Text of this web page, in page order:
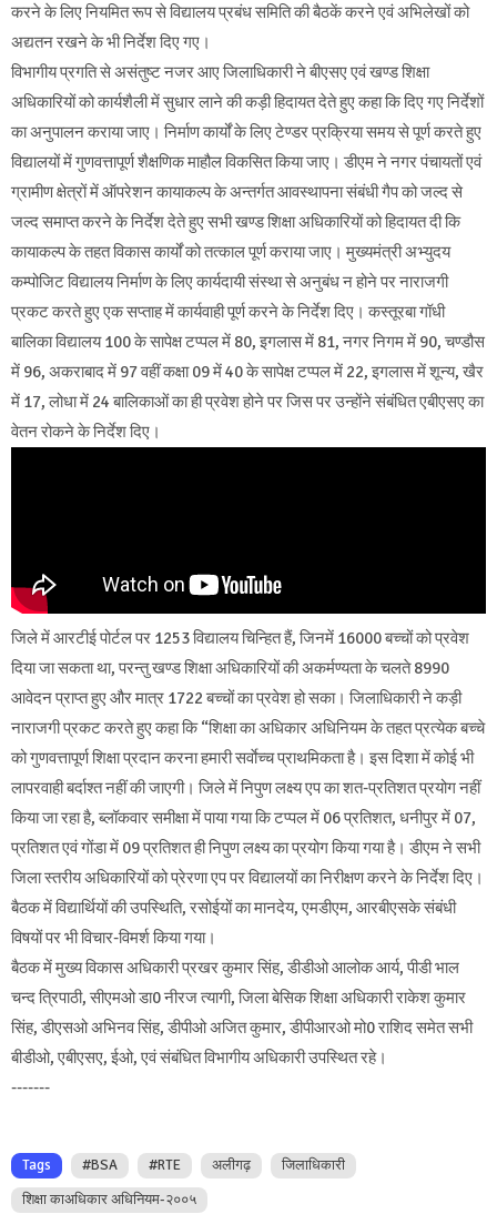
करने के लिए नियमित रूप से विद्यालय प्रबंध समिति की बैठकें करने एवं अभिलेखों को
अद्यतन रखने के भी निर्देश दिए गए।
विभागीय प्रगति से असंतुष्ट नजर आए जिलाधिकारी ने बीएसए एवं खण्ड शिक्षा
अधिकारियों को कार्यशैली में सुधार लाने की कड़ी हिदायत देते हुए कहा कि दिए गए निर्देशों
का अनुपालन कराया जाए। निर्माण कार्यों के लिए टेण्डर प्रक्रिया समय से पूर्ण करते हुए
विद्यालयों में गुणवत्तापूर्ण शैक्षणिक माहौल विकसित किया जाए। डीएम ने नगर पंचायतों एवं
ग्रामीण क्षेत्रों में ऑपरेशन कायाकल्प के अन्तर्गत आवस्थापना संबंधी गैप को जल्द से
जल्द समाप्त करने के निर्देश देते हुए सभी खण्ड शिक्षा अधिकारियों को हिदायत दी कि
कायाकल्प के तहत विकास कार्यों को तत्काल पूर्ण कराया जाए। मुख्यमंत्री अभ्युदय
कम्पोजिट विद्यालय निर्माण के लिए कार्यदायी संस्था से अनुबंध न होने पर नाराजगी
प्रकट करते हुए एक सप्ताह में कार्यवाही पूर्ण करने के निर्देश दिए। कस्तूरबा गॉधी
बालिका विद्यालय 100 के सापेक्ष टप्पल में 80, इगलास में 81, नगर निगम में 90, चण्डौस
में 96, अकराबाद में 97 वहीं कक्षा 09 में 40 के सापेक्ष टप्पल में 22, इगलास में शून्य, खैर
में 17, लोधा में 24 बालिकाओं का ही प्रवेश होने पर जिस पर उन्होंने संबंधित एबीएसए का
वेतन रोकने के निर्देश दिए।
जिले में आरटीई पोर्टल पर 1253 विद्यालय चिन्हित हैं, जिनमें 16000 बच्चों को प्रवेश
दिया जा सकता था, परन्तु खण्ड शिक्षा अधिकारियों की अकर्मण्यता के चलते 8990
आवेदन प्राप्त हुए और मात्र 1722 बच्चों का प्रवेश हो सका। जिलाधिकारी ने कड़ी
नाराजगी प्रकट करते हुए कहा कि “शिक्षा का अधिकार अधिनियम के तहत प्रत्येक बच्चे
को गुणवत्तापूर्ण शिक्षा प्रदान करना हमारी सर्वाेच्च प्राथमिकता है। इस दिशा में कोई भी
लापरवाही बर्दाश्त नहीं की जाएगी। जिले में निपुण लक्ष्य एप का शत-प्रतिशत प्रयोग नहीं
किया जा रहा है, ब्लॉकवार समीक्षा में पाया गया कि टप्पल में 06 प्रतिशत, धनीपुर में 07,
प्रतिशत एवं गोंडा में 09 प्रतिशत ही निपुण लक्ष्य का प्रयोग किया गया है। डीएम ने सभी
जिला स्तरीय अधिकारियों को प्रेरणा एप पर विद्यालयों का निरीक्षण करने के निर्देश दिए।
बैठक में विद्यार्थियों की उपस्थिति, रसोईयों का मानदेय, एमडीएम, आरबीएसके संबंधी
विषयों पर भी विचार-विमर्श किया गया।
बैठक में मुख्य विकास अधिकारी प्रखर कुमार सिंह, डीडीओ आलोक आर्य, पीडी भाल
चन्द त्रिपाठी, सीएमओ डा0 नीरज त्यागी, जिला बेसिक शिक्षा अधिकारी राकेश कुमार
सिंह, डीएसओ अभिनव सिंह, डीपीओ अजित कुमार, डीपीआरओ मो0 राशिद समेत सभी
बीडीओ, एबीएसए, ईओ, एवं संबंधित विभागीय अधिकारी उपस्थित रहे।
-------
Tags #BSA #RTE अलीगढ़
जिलाधिकारी
शिक्षा काअधिकार अधिनियम-२००५